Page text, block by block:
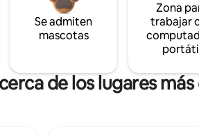
Se admiten
mascotas
Zona
trabajar
de los lugares